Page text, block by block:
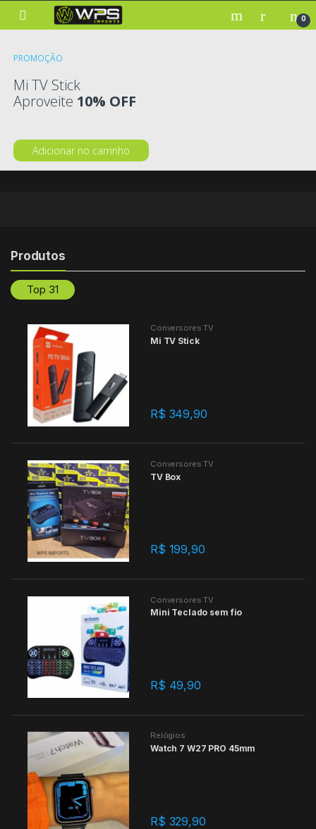
Skip to navigation
Skip to content
0
Mi TV Stick
Aproveite 10% OFF
PROMOÇÃO
Adicionar no carrinho
Produtos
Top 31
Conversores TV
Mi TV Stick
R$ 349,90
Conversores TV
TV Box
R$ 199,90
Conversores TV
Mini Teclado sem fio
R$ 49,90
Relógios
Watch 7 W27 PRO 45mm
R$ 329,90